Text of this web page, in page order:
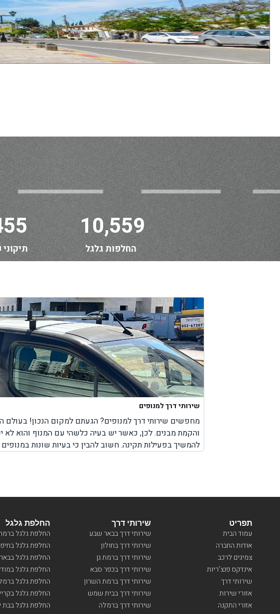
10,559
החלפות גלגל
שירותי דרך למנופים
מחפשים שירותי דרך למנופים? הגעתם למקום הנכון! בעולם
והקמת מבנים. לכן, כאשר יש בעיה כלשהי עם המנוף והוא
להמשיך בפעילות תקינה. חשוב להבין כי בעיות שונות
החלפת גלגל
החלפת גלגל
החלפת גלגל
החלפת גלגל
החלפת גלגל
החלפת גלגל
החלפת גלגל
החלפת גלגל בבת
שירותי דרך
שירותי דרך בבאר שבע
שירותי דרך בחולון
שירותי דרך ברמת גן
שירותי דרך בכפר סבא
שירותי דרך ברמת השרון
שירותי דרך בבית שמש
שירותי דרך ברמלה
תפריט
עמוד הבית
אודות החברה
צמיגים לרכב
אינדקס פנצ’ריות
שירותי דרך
אזורי שירות
אזורי התקנה